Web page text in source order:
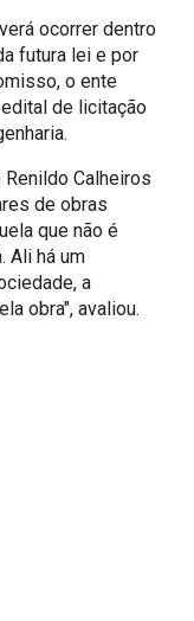
ocorrer dentro
futura lei e por
o ente
de licitação
Renildo Calheiros
de obras
que não é
Ali há um
a
obra", avaliou.